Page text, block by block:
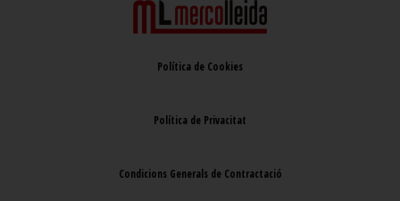
Política de Cookies
Política de Privacitat
Condicions Generals de Contractació